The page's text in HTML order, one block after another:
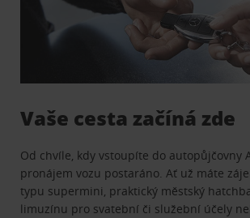
Vaše cesta začíná zde
Od chvíle, kdy vstoupíte do autopůjčovny
pronájem vozu postaráno. Ať už máte
typu supermini, praktický městský
limuzínu pro svatební či služební účely